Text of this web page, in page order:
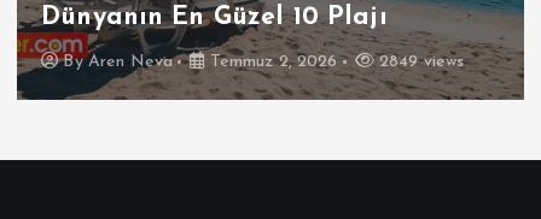
Dünyanın En Güzel 10 Plajı
ByAren Neva Temmuz 2, 2026 2849 views